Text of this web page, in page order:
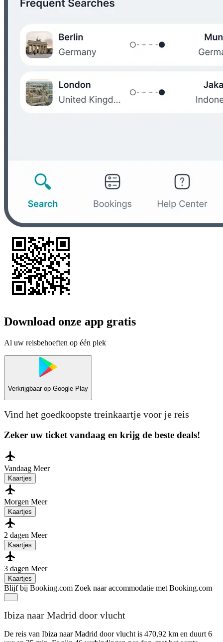
Download onze app gratis
Al uw reisbehoeften op één plek
Verkrijgbaar op Google Play
Vind het goedkoopste treinkaartje voor je reis
Zeker uw ticket vandaag en krijg de beste deals!
Vandaag Meer
Kaartjes
Morgen Meer
Kaartjes
2 dagen Meer
Kaartjes
3 dagen Meer
Kaartjes
Blijf bij Booking.com Zoek naar accommodatie met Booking.com
Ibiza naar Madrid door vlucht
De reis van Ibiza naar Madrid door vlucht is 470,92 km en duurt 6